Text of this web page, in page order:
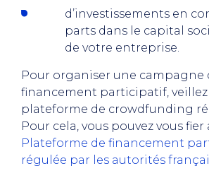
d’investissements en
parts dans le capital
de votre entreprise.
Pour organiser une campagne
financement participatif,
plateforme de crowdfunding
Pour cela, vous pouvez vous fier
Plateforme de financement
régulée par les autorités